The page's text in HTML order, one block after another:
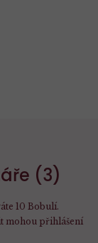
(3)
10 Bobulí.
mohou přihlášení